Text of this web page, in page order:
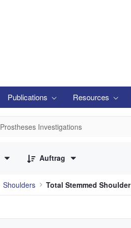
Publications Resources
Prostheses Investigations
Auftrag
Shoulders Total Stemmed Shoulder